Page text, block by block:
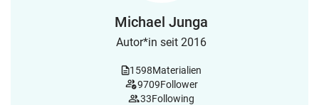
Michael Junga
Autor*in seit 2016
1598Materialien
9709Follower
33Following